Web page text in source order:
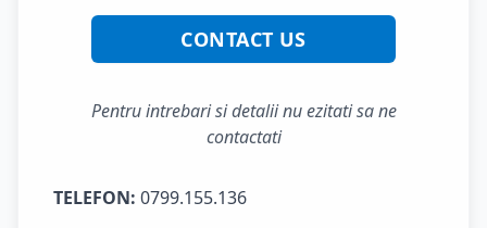
CONTACT US
Pentru intrebari si detalii nu ezitati sa ne
contactati
TELEFON: 0799.155.136